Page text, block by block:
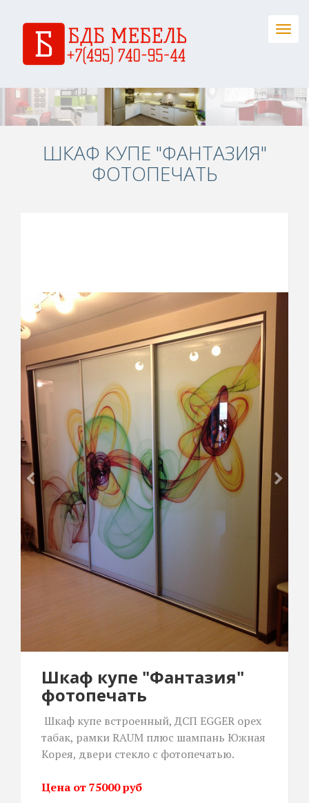
ШКАФ КУПЕ "ФАНТАЗИЯ"
ФОТОПЕЧАТЬ
Шкаф купе "Фантазия"
фотопечать
Шкаф купе встроенный, ДСП EGGER орех
табак, рамки RAUM плюс шампань Южная
Корея, двери стекло с фотопечатью.
Цена от 75000 руб